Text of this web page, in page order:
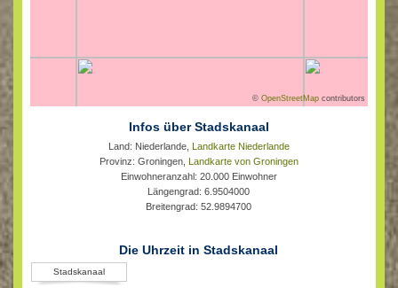
©OpenStreetMap contributors
Infos über Stadskanaal
Land: Niederlande, Landkarte Niederlande
Provinz: Groningen, Landkarte von Groningen
Einwohneranzahl: 20.000 Einwohner
Längengrad: 6.9504000
Breitengrad: 52.9894700
Die Uhrzeit in Stadskanaal
Stadskanaal